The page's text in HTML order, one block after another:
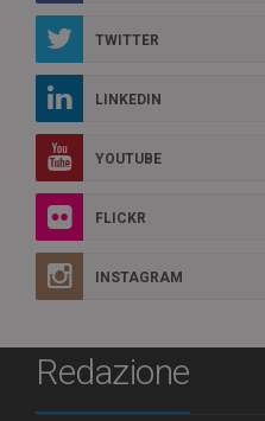
TWITTER
LINKEDIN
YOUTUBE
FLICKR
INSTAGRAM
Redazione